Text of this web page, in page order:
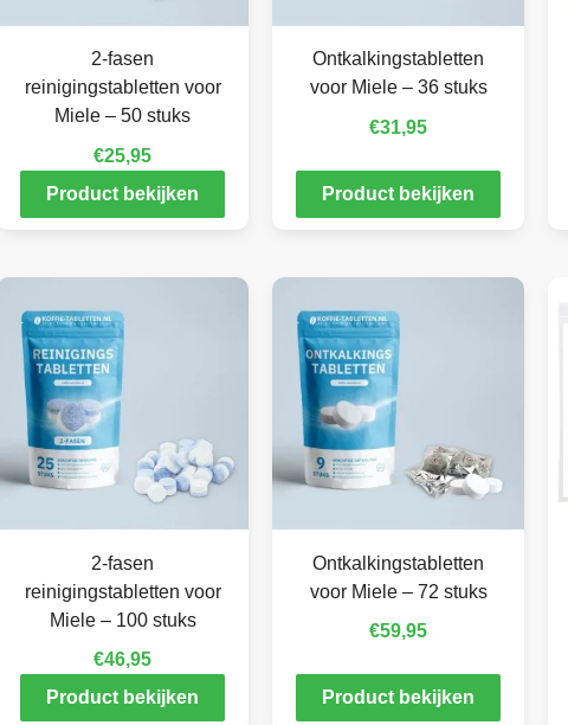
2-fasen
reinigingstabletten voor
Miele – 50 stuks
€25,95
Product bekijken
Ontkalkingstabletten
voor Miele – 36 stuks
€31,95
Product bekijken
2-fasen
reinigingstabletten voor
Miele – 100 stuks
€46,95
Product bekijken
Ontkalkingstabletten
voor Miele – 72 stuks
€59,95
Product bekijken